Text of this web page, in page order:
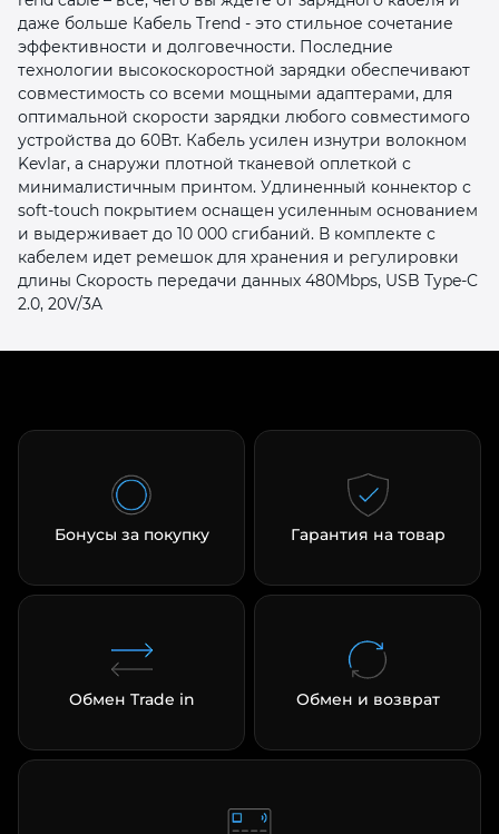
даже больше Кабель Trend - это стильное сочетание
эффективности и долговечности. Последние
технологии высокоскоростной зарядки обеспечивают
совместимость со всеми мощными адаптерами, для
оптимальной скорости зарядки любого совместимого
устройства до 60Вт. Кабель усилен изнутри волокном
Kevlar, а снаружи плотной тканевой оплеткой с
минималистичным принтом. Удлиненный коннектор с
soft-touch покрытием оснащен усиленным основанием
и выдерживает до 10 000 сгибаний. В комплекте с
кабелем идет ремешок для хранения и регулировки
длины Скорость передачи данных 480Mbps, USB Type-C
2.0, 20V/3A
Бонусы за покупку Гарантия на товар
Обмен Trade in Обмен и возврат
раз в 2 недели